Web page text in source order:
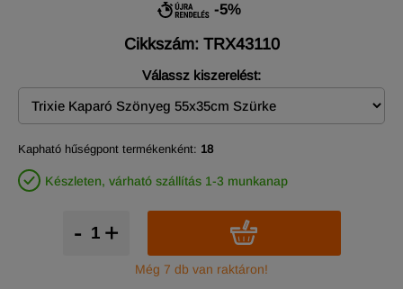
-5%
Cikkszám: TRX43110
Válassz kiszerelést:
Kapható hűségpont termékenként: 18
Készleten, várható szállítás 1-3 munkanap
+
-
Még 7 db van raktáron!